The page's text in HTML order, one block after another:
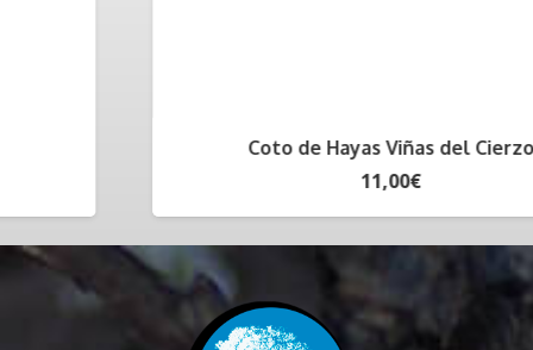
Coto de Hayas Viñas del Cierzo